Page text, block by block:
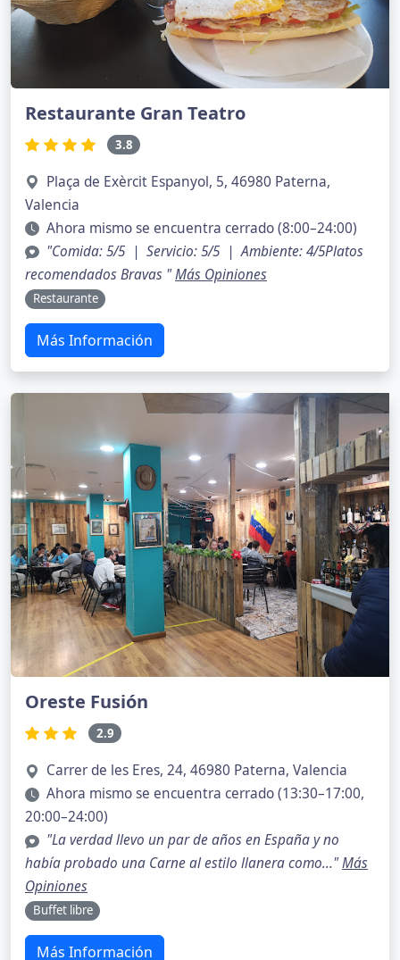
Restaurante Gran Teatro
3.8
Plaça de Exèrcit Espanyol, 5, 46980 Paterna,
Valencia
Ahora mismo se encuentra cerrado (8:00–24:00)
"Comida: 5/5 | Servicio: 5/5 | Ambiente: 4/5Platos
recomendados Bravas "Más Opiniones
Restaurante
Más Información
Oreste Fusión
2.9
Carrer de les Eres, 24, 46980 Paterna, Valencia
Ahora mismo se encuentra cerrado (13:30–17:00,
20:00–24:00)
"La verdad llevo un par de años en España y no
había probado una Carne al estilo llanera como..."Más
Opiniones
Buffet libre
Más Información